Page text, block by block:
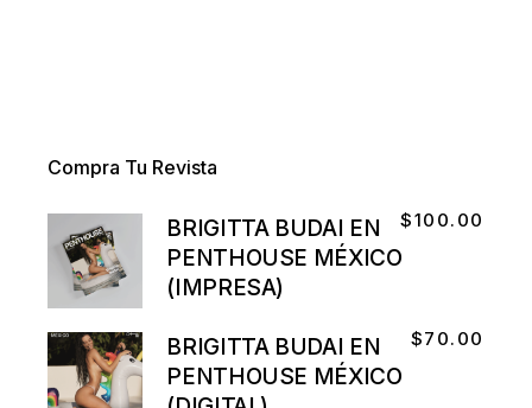
Compra Tu Revista
BRIGITTA BUDAI EN
PENTHOUSE MÉXICO
(IMPRESA)
$100.00
BRIGITTA BUDAI EN
PENTHOUSE MÉXICO
$70.00